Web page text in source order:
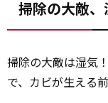
掃除の大敵、
掃除の大敵は湿気
で、カビが生える